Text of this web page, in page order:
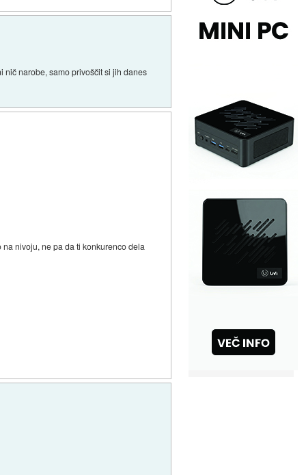
nič narobe, samo privoščit si jih danes
nivoju, ne pa da ti konkurenco dela